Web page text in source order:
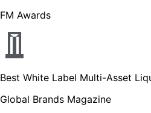
FM Awards
Best White Label Multi-Asset
Global Brands Magazine